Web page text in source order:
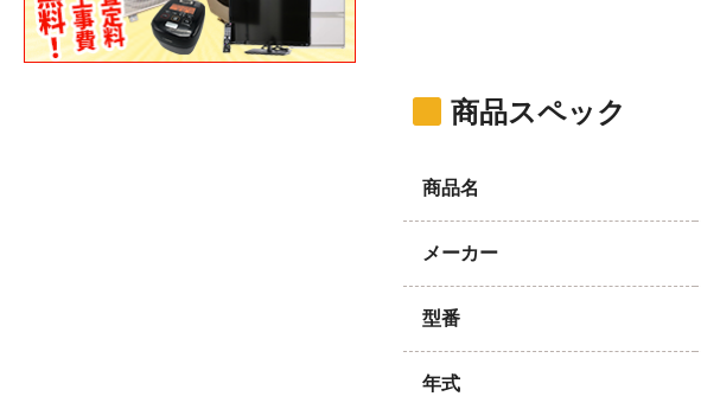
商品スペック
商品名
メーカー
型番
年式